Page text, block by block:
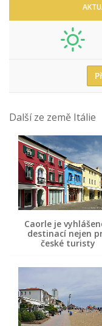
Další ze země Itálie
Caorle je
destinací nejen
české turisty